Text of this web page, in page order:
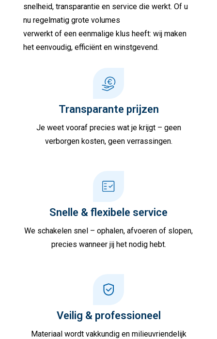
snelheid, transparantie en service die werkt. Of u
nu regelmatig grote volumes
verwerkt of een eenmalige klus heeft: wij maken
het eenvoudig, efficiënt en winstgevend.
Transparante prijzen
Je weet vooraf precies wat je krijgt – geen
verborgen kosten, geen verrassingen.
Snelle & flexibele service
We schakelen snel – ophalen, afvoeren of slopen,
precies wanneer jij het nodig hebt.
Veilig & professioneel
Materiaal wordt vakkundig en milieuvriendelijk